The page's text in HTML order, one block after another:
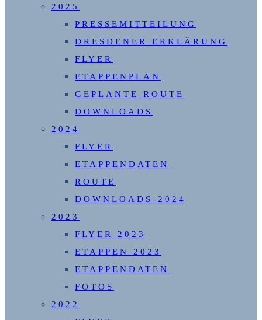
2025
PRESSEMITTEILUNG
DRESDENER ERKLÄRUNG
FLYER
ETAPPENPLAN
GEPLANTE ROUTE
DOWNLOADS
2024
FLYER
ETAPPENDATEN
ROUTE
DOWNLOADS-2024
2023
FLYER 2023
ETAPPEN 2023
ETAPPENDATEN
FOTOS
2022